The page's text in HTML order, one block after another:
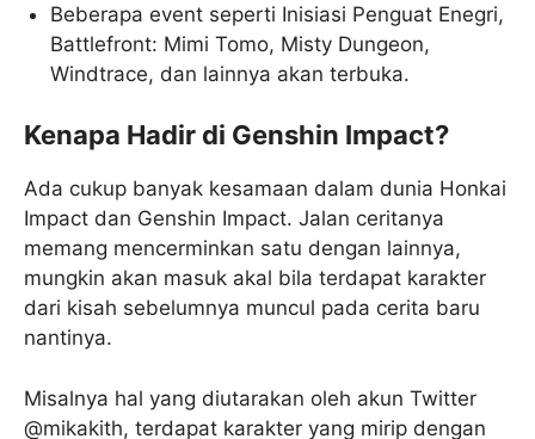
Beberapa event seperti Inisiasi Penguat Enegri,
Battlefront: Mimi Tomo, Misty Dungeon,
Windtrace, dan lainnya akan terbuka.
Kenapa Hadir di Genshin Impact?
Ada cukup banyak kesamaan dalam dunia Honkai
Impact dan Genshin Impact. Jalan ceritanya
memang mencerminkan satu dengan lainnya,
mungkin akan masuk akal bila terdapat karakter
dari kisah sebelumnya muncul pada cerita baru
nantinya.
Misalnya hal yang diutarakan oleh akun Twitter
@mikakith, terdapat karakter yang mirip dengan